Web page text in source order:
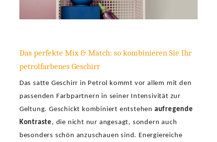
Das perfekte Mix & Match: so kombinieren Sie Ihr
petrolfarbenes Geschirr
Das satte Geschirr in Petrol kommt vor allem mit den
passenden Farbpartnern in seiner Intensivität zur
Geltung. Geschickt kombiniert entstehen aufregende
Kontraste , die nicht nur angesagt, sondern auch
besonders schön anzuschauen sind. Energiereiche